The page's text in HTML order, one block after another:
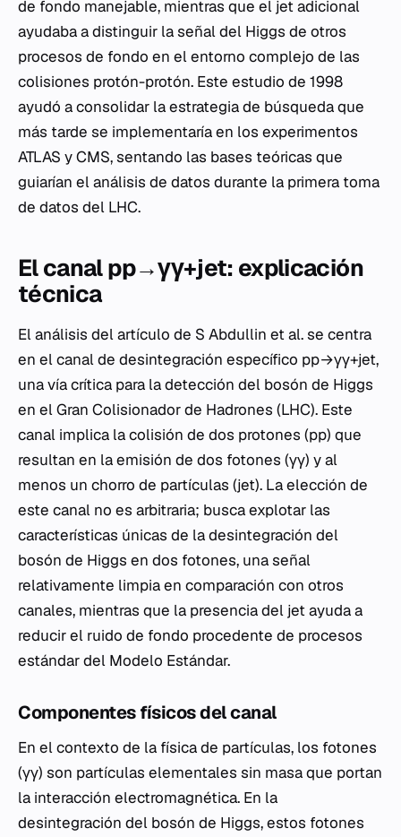
de fondo manejable, mientras que el jet adicional
ayudaba a distinguir la señal del Higgs de otros
procesos de fondo en el entorno complejo de las
colisiones protón-protón. Este estudio de 1998
ayudó a consolidar la estrategia de búsqueda que
más tarde se implementaría en los experimentos
ATLAS y CMS, sentando las bases teóricas que
guiarían el análisis de datos durante la primera toma
de datos del LHC.
El canal pp→γγ+jet: explicación
técnica
El análisis del artículo de S Abdullin et al. se centra
en el canal de desintegración específico pp→γγ+jet,
una vía crítica para la detección del bosón de Higgs
en el Gran Colisionador de Hadrones (LHC). Este
canal implica la colisión de dos protones (pp) que
resultan en la emisión de dos fotones (γγ) y al
menos un chorro de partículas (jet). La elección de
este canal no es arbitraria; busca explotar las
características únicas de la desintegración del
bosón de Higgs en dos fotones, una señal
relativamente limpia en comparación con otros
canales, mientras que la presencia del jet ayuda a
reducir el ruido de fondo procedente de procesos
estándar del Modelo Estándar.
Componentes físicos del canal
En el contexto de la física de partículas, los fotones
(γγ) son partículas elementales sin masa que portan
la interacción electromagnética. En la
desintegración del bosón de Higgs, estos fotones